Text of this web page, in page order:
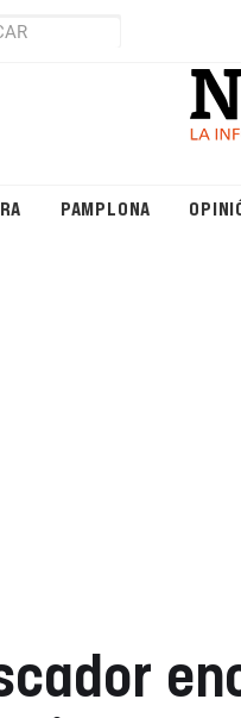
PAMPLONA